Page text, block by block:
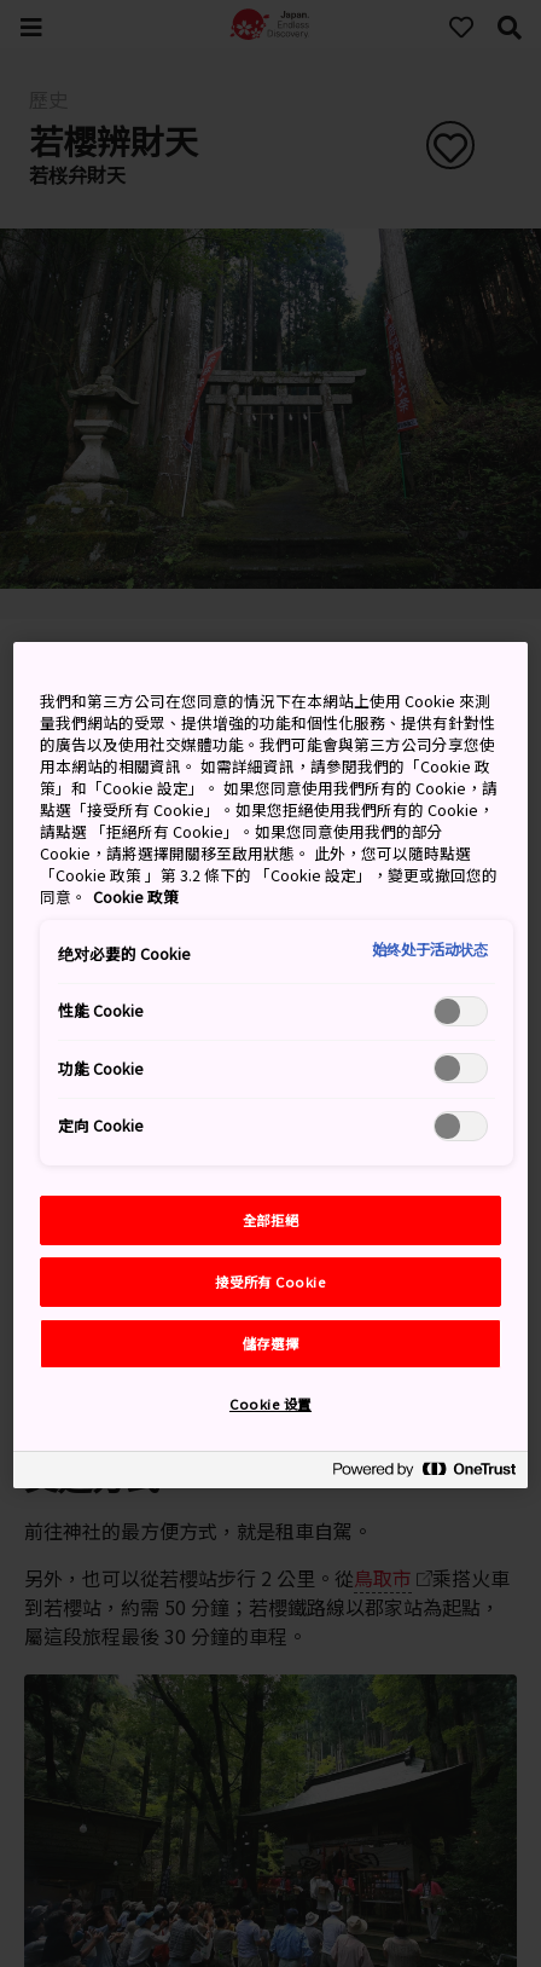
若櫻辨財天
若桜弁財天
在 Google 地圖上檢視
取得轉乘資訊
關鍵字 地圖
專門供奉水神的森林神社
若櫻弁財天是位於深山的隱密神社，穿過滿佈參天大樹、
覆滿青苔岩石，美不勝收的森林，更是前往神社途中的一
大樂趣。到訪神社祈求事業成功、心想事成。
交通方式
前往神社的最方便方式，就是租車自駕。
另外，也可以從若櫻站步行 2 公里。從鳥取市
乘搭火車
到若櫻站，約需 50 分鐘；若櫻鐵路線以郡家站為起點，
屬這段旅程最後 30 分鐘的車程。
我們和第三方公司在您同意的情況下在本網站上使用 Cookie 來測
量我們網站的受眾、提供增強的功能和個性化服務、提供有針對性
的廣告以及使用社交媒體功能。我們可能會與第三方公司分享您使
用本網站的相關資訊。 如需詳細資訊，請參閱我們的「Cookie 政
策」和「Cookie 設定」。 如果您同意使用我們所有的 Cookie，請
點選「接受所有 Cookie」。如果您拒絕使用我們所有的 Cookie，
請點選 「拒絕所有 Cookie」。如果您同意使用我們的部分
Cookie，請將選擇開關移至啟用狀態。 此外，您可以隨時點選
「Cookie 政策 」第 3.2 條下的 「Cookie 設定」，變更或撤回您的
同意。 Cookie 政策
绝对必要的 Cookie 始终处于活动状态
性能 Cookie
功能 Cookie
定向 Cookie
全部拒絕
接受所有 Cookie
儲存選擇
Cookie 设置